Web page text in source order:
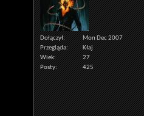
Dołączył
Mon Dec 2007
Przegląda
Kłaj
Wiek
27
Posty
425